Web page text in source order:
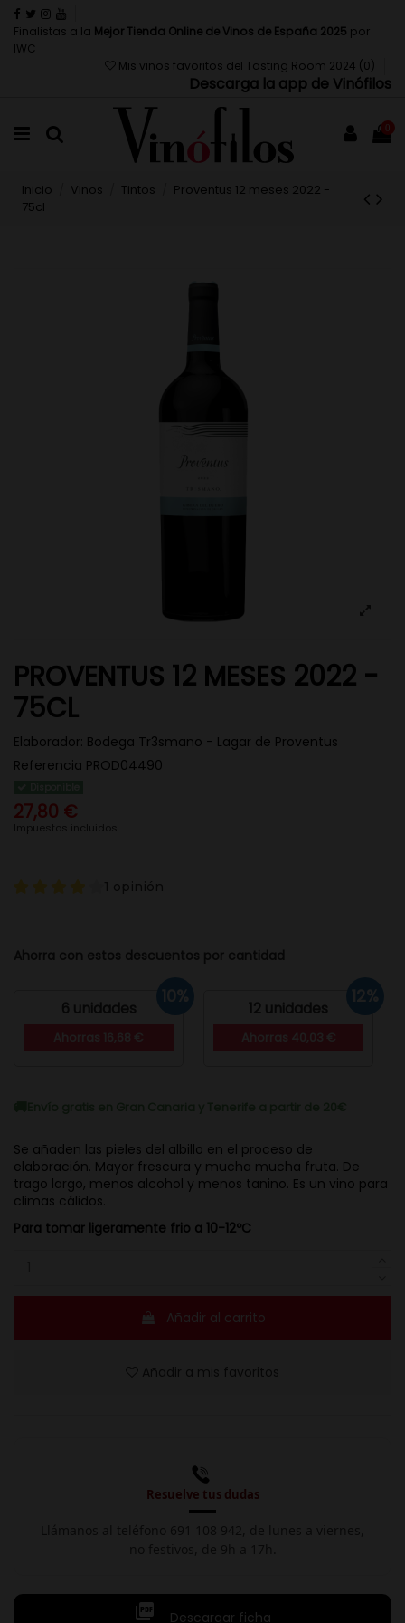
Finalistas a la Mejor Tienda Online de Vinos de España 2025 por
IWC
Mis vinos favoritos del Tasting Room 2024 (0 )
Descarga la app de Vinófilos
0
Inicio Vinos Tintos
Proventus 12 meses 2022 -
75cl
PROVENTUS 12 MESES 2022 -
75CL
Elaborador: Bodega Tr3smano - Lagar de Proventus
Referencia PROD04490
27,80 €
Impuestos incluidos
1 opinión
Ahorra con estos descuentos por cantidad
6 unidades
10%
12 unidades
12%
Se añaden las pieles del albillo en el proceso de
elaboración. Mayor frescura y mucha mucha fruta. De
trago largo, menos alcohol y menos tanino. Es un vino para
climas cálidos.
Para tomar ligeramente frio a 10-12ºC
Añadir al carrito
Resuelve tus dudas
 Descargar ficha